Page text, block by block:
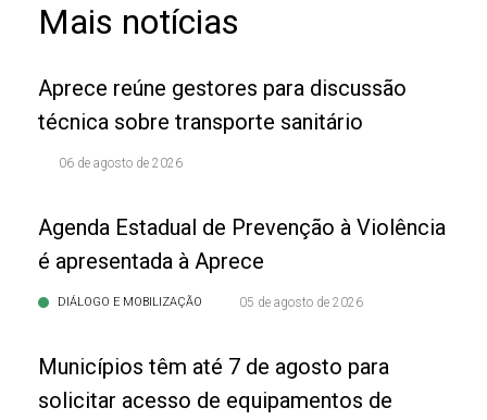
Mais notícias
Aprece reúne gestores para discussão
técnica sobre transporte sanitário
06 de agosto de 2026
Agenda Estadual de Prevenção à Violência
é apresentada à Aprece
DIÁLOGO E MOBILIZAÇÃO 05 de agosto de 2026
Municípios têm até 7 de agosto para
solicitar acesso de equipamentos de